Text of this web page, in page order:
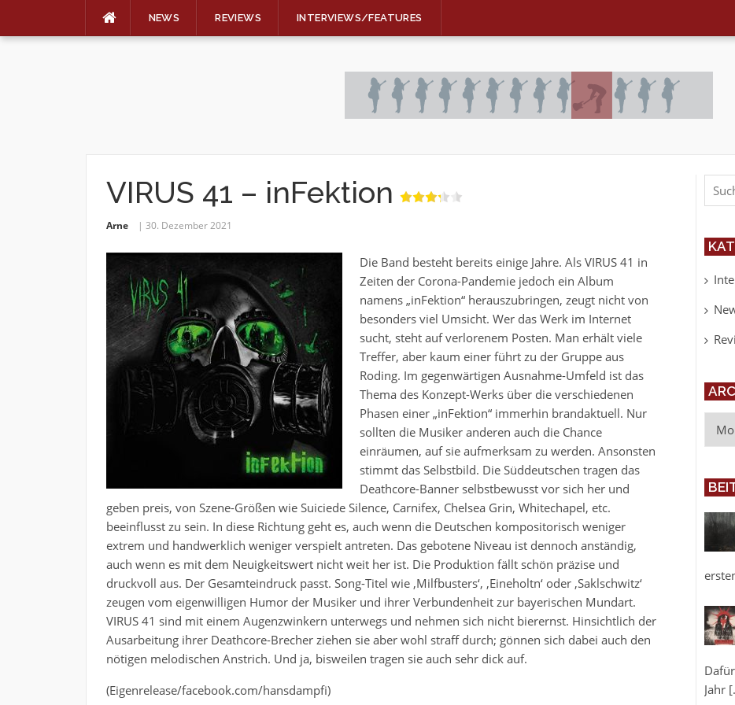
NEWS REVIEWS INTERVIEWS/FEATURES
VIRUS 41 – inFektion
Arne 30. Dezember 2021
Die Band besteht bereits einige Jahre. Als VIRUS 41 in
Zeiten der Corona-Pandemie jedoch ein Album
namens „inFektion“ herauszubringen, zeugt nicht von
besonders viel Umsicht. Wer das Werk im Internet
sucht, steht auf verlorenem Posten. Man erhält viele
Treffer, aber kaum einer führt zu der Gruppe aus
Roding. Im gegenwärtigen Ausnahme-Umfeld ist das
Thema des Konzept-Werks über die verschiedenen
Phasen einer „inFektion“ immerhin brandaktuell. Nur
sollten die Musiker anderen auch die Chance
einräumen, auf sie aufmerksam zu werden. Ansonsten
stimmt das Selbstbild. Die Süddeutschen tragen das
Deathcore-Banner selbstbewusst vor sich her und
geben preis, von Szene-Größen wie Suiciede Silence, Carnifex, Chelsea Grin, Whitechapel, etc.
beeinflusst zu sein. In diese Richtung geht es, auch wenn die Deutschen kompositorisch weniger
extrem und handwerklich weniger verspielt antreten. Das gebotene Niveau ist dennoch anständig,
auch wenn es mit dem Neuigkeitswert nicht weit her ist. Die Produktion fällt schön präzise und
druckvoll aus. Der Gesamteindruck passt. Song-Titel wie ,Milfbusters‘, ,Eineholtn‘ oder ,Saklschwitz‘
zeugen vom eigenwilligen Humor der Musiker und ihrer Verbundenheit zur bayerischen Mundart.
VIRUS 41 sind mit einem Augenzwinkern unterwegs und nehmen sich nicht bierernst. Hinsichtlich der
Ausarbeitung ihrer Deathcore-Brecher ziehen sie aber wohl straff durch; gönnen sich dabei auch den
nötigen melodischen Anstrich. Und ja, bisweilen tragen sie auch sehr dick auf.
(Eigenrelease/facebook.com/hansdampfi)
nach:
Jahr